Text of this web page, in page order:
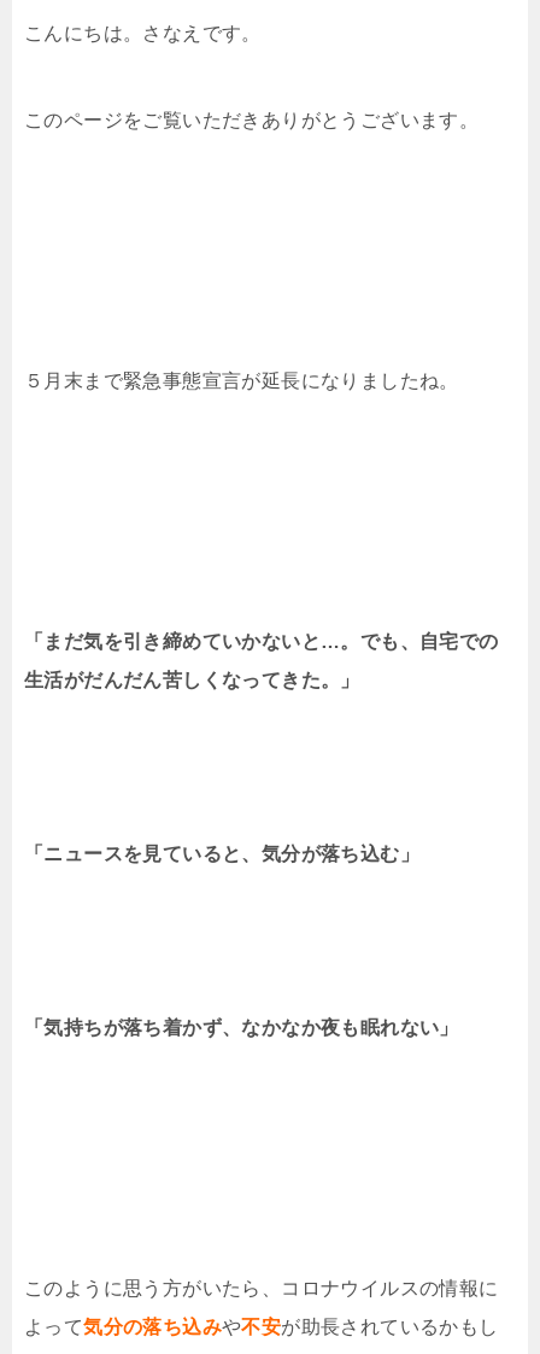
こんにちは。さなえです。
このページをご覧いただきありがとうございます。
５月末まで緊急事態宣言が延長になりましたね。
「まだ気を引き締めていかないと…。でも、自宅での
生活がだんだん苦しくなってきた。」
「ニュースを見ていると、気分が落ち込む」
「気持ちが落ち着かず、なかなか夜も眠れない」
このように思う方がいたら、コロナウイルスの情報に
よって気分の落ち込みや不安が助長されているかもし